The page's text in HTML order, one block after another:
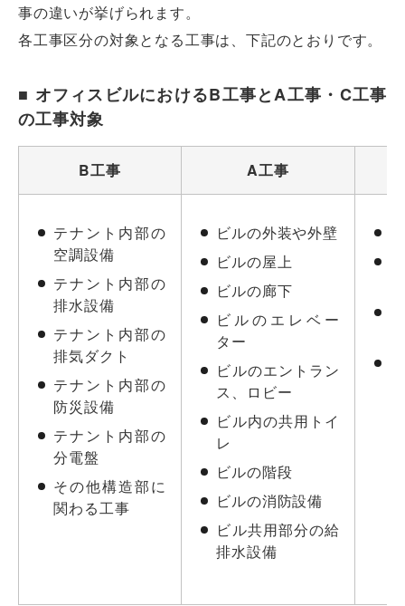
事の違いが挙げられます。
各工事区分の対象となる工事は、下記のとおりです。
■ オフィスビルにおけるB工事とA工事・C工事
の工事対象
B工事 A工事
テナント内部の
空調設備
テナント内部の
排水設備
テナント内部の
排気ダクト
テナント内部の
防災設備
テナント内部の
分電盤
その他構造部に
関わる工事
ビルの外装や外壁
ビルの屋上
ビルの廊下
ビルのエレベー
ター
ビルのエントラン
ス、ロビー
ビル内の共用トイ
レ
ビルの階段
ビルの消防設備
ビル共用部分の給
排水設備